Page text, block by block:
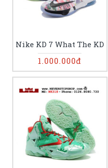
Nike KD 7 What The KD
1.000.000đ